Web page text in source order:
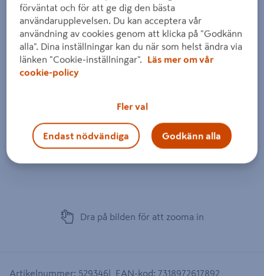
Dra på bilden för att zooma in
Artikelnummer: 529346 EAN-kod: 7318972617892
förväntat och för att ge dig den bästa
användarupplevelsen. Du kan acceptera vår
användning av cookies genom att klicka på "Godkänn
alla". Dina inställningar kan du när som helst ändra via
länken "Cookie-inställningar".
Läs mer om vår
cookie-policy
Fler val
Endast nödvändiga Godkänn alla